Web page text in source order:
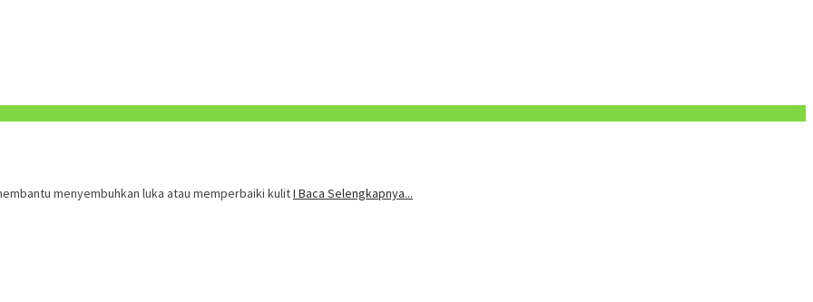
menyembuhkan luka atau memperbaiki kulitI Baca Selengkapnya...